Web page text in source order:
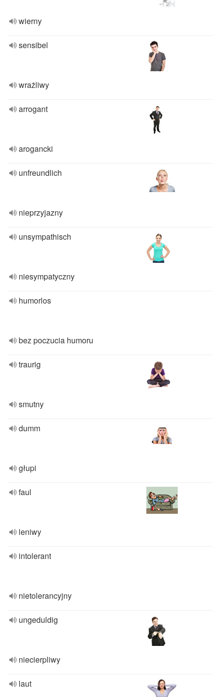
wierny
sensibel
wrażliwy
arrogant
arogancki
unfreundlich
nieprzyjazny
unsympathisch
niesympatyczny
humorlos
bez poczucia humoru
traurig
smutny
dumm
głupi
faul
leniwy
intolerant
nietolerancyjny
ungeduldig
niecierpliwy
laut